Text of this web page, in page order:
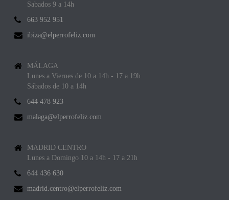
Sabados 9 a 14h
663 952 951
ibiza@elperrofeliz.com
MÁLAGA
Lunes a Viernes de 10 a 14h - 17 a 19h
Sábados de 10 a 14h
644 478 923
malaga@elperrofeliz.com
MADRID CENTRO
Lunes a Domingo 10 a 14h - 17 a 21h
644 436 630
madrid.centro@elperrofeliz.com